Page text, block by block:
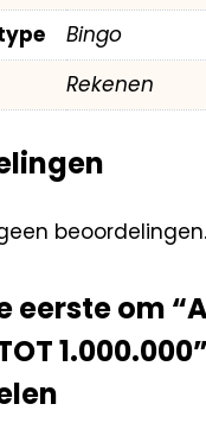
Bingo
Rekenen
beoordelingen.
eerste om